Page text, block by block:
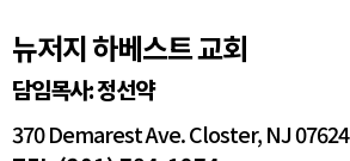
뉴저지 하베스트 교회
담임목사: 정선약
370 Demarest Ave. Closter, NJ 07624